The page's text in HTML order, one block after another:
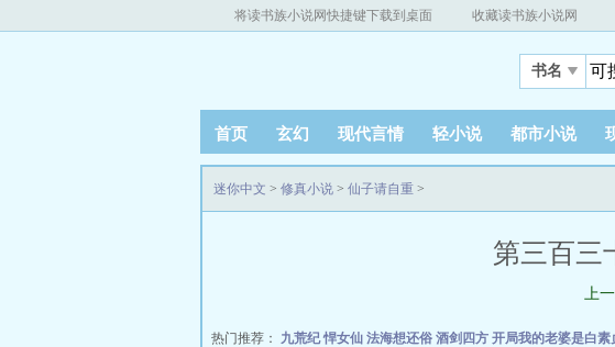
将读书族小说网快捷键下载到桌面 收藏读书族小说网
书名
首页 玄幻 现代言情 轻小说 都市小说
迷你中文 > 修真小说 > 仙子请自重 >
第三百三
上
热门推荐： 九荒纪悍女仙 法海想还俗 酒剑四方 开局我的老婆是白素